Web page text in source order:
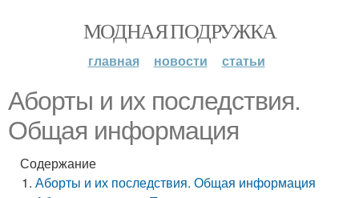
МОДНАЯ ПОДРУЖКА
главная новости статьи
Аборты и их последствия.
Общая информация
Содержание
Аборты и их последствия. Общая информация